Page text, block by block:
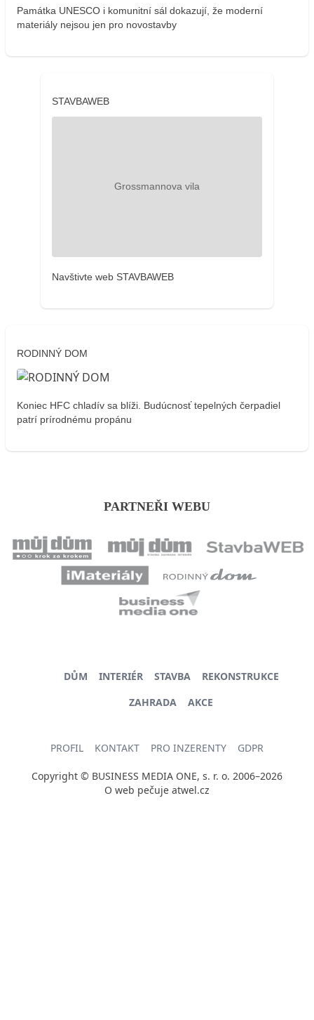
Památka UNESCO i komunitní sál dokazují, že moderní
materiály nejsou jen pro novostavby
STAVBAWEB
Navštivte web STAVBAWEB
RODINNÝ DOM
Koniec HFC chladív sa blíži. Budúcnosť tepelných čerpadiel
patrí prírodnému propánu
PARTNEŘI WEBU
DŮM INTERIÉR STAVBA
REKONSTRUKCE
ZAHRADA
AKCE
PROFIL KONTAKT PRO INZERENTY GDPR
Copyright © BUSINESS MEDIA ONE, s. r. o. 2006–2026